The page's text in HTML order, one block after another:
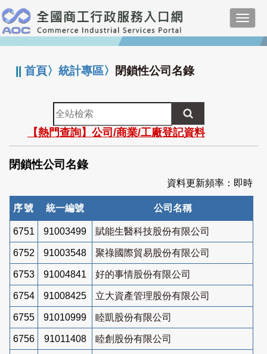
跳
到
主
要
:::
||首頁〉統計專區〉 閉鎖性公司名錄
全
站
檢
索
【熱門查詢】公司/商業/工廠登記資料
閉鎖性公司名錄
資料更新頻率：即時
序號 統一編號 公司名稱
6751 91003499 賦能生醫科技股份有限公司
6752 91003548 聚祿國際貿易股份有限公司
6753 91004841 好的事情股份有限公司
6754 91008425 立大資產管理股份有限公司
6755 91010999 睦凱股份有限公司
6756 91011408 睦創股份有限公司